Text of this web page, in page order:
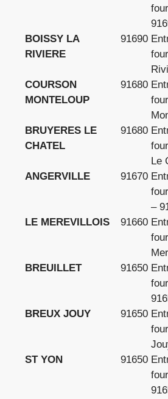
BOISSY LA
RIVIERE
91690
COURSON
MONTELOUP
91680
BRUYERES LE
CHATEL
91680
Le
ANGERVILLE
91670
–
LE MEREVILLOIS
91660
BREUILLET
91650
BREUX JOUY
91650
ST YON
91650